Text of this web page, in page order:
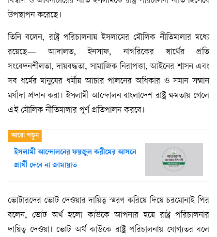
উপস্থাপন করেছে।
তিনি বলেন, রাষ্ট্র পরিচালনায় ইসলামের মৌলিক নীতিমালার মধ্যে
রয়েছে— আদালত, ইনসাফ, নাগরিকের স্বার্থের প্রতি
সংবেদনশীলতা, দায়বদ্ধতা, সামাজিক নিরাপত্তা, আইনের শাসন এবং
সব ধর্মের মানুষের ধর্মীয় আচার পালনের অধিকার ও সমান সম্মান
মর্যাদা প্রদান করা। ইসলামী আন্দোলন বাংলাদেশ রাষ্ট্র ক্ষমতায় গেলে
এই মৌলিক নীতিমালার পূর্ণ প্রতিপালন করবে।
ইসলামী আন্দোলনের ফয়জুল করীমের আসনে
প্রার্থী দেবে না জামায়াত
ভোটারদের ভোট দেওয়ার দায়িত্ব স্মরণ করিয়ে দিয়ে চরমোনাই পির
বলেন, ভোট অর্থ হলো কাউকে আপনার হয়ে রাষ্ট্র পরিচালনার
দায়িত্ব দেওয়া। ভোট অর্থ কাউকে রাষ্ট্র পরিচালনায় যোগ্যতর বলে